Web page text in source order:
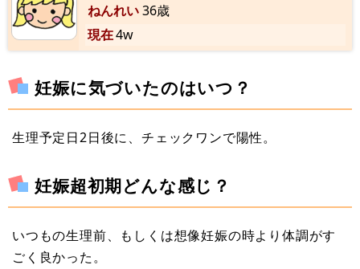
ねんれい36歳
現在4w
妊娠に気づいたのはいつ？
生理予定日2日後に、チェックワンで陽性。
妊娠超初期どんな感じ？
いつもの生理前、もしくは想像妊娠の時より体調がす
ごく良かった。